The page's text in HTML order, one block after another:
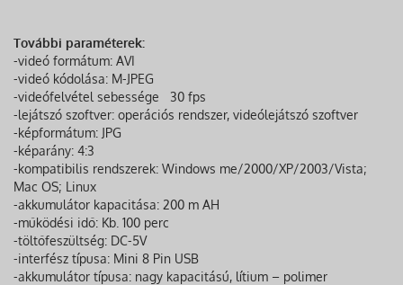
További paraméterek:
-videó formátum: AVI
-videó kódolása: M-JPEG
-videófelvétel sebessége 30 fps
-lejátszó szoftver: operációs rendszer, videólejátszó szoftver
-képformátum: JPG
-képarány: 4:3
-kompatibilis rendszerek: Windows me/2000/XP/2003/Vista;
Mac OS; Linux
-akkumulátor kapacitása: 200 m AH
-működési idő: Kb. 100 perc
-töltőfeszültség: DC-5V
-interfész típusa: Mini 8 Pin USB
-akkumulátor típusa: nagy kapacitású, lítium – polimer